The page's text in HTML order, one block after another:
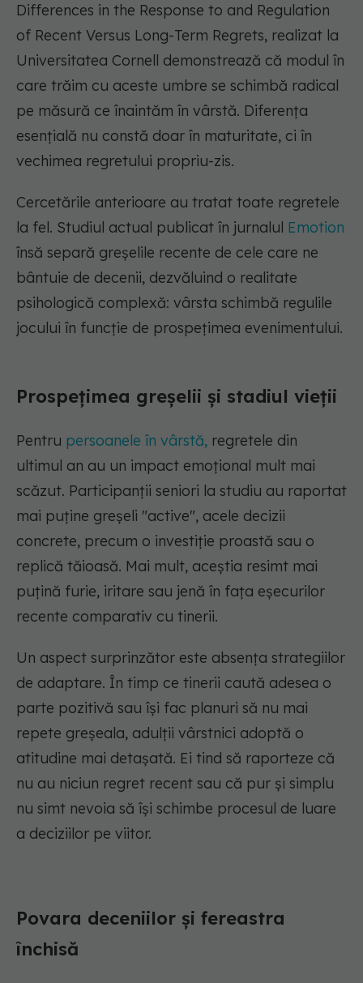
Differences in the Response to and Regulation
of Recent Versus Long-Term Regrets, realizat la
Universitatea Cornell demonstrează că modul în
care trăim cu aceste umbre se schimbă radical
pe măsură ce înaintăm în vârstă. Diferența
esențială nu constă doar în maturitate, ci în
vechimea regretului propriu-zis.
Cercetările anterioare au tratat toate regretele
la fel. Studiul actual publicat în jurnalul Emotion
însă separă greșelile recente de cele care ne
bântuie de decenii, dezvăluind o realitate
psihologică complexă: vârsta schimbă regulile
jocului în funcție de prospețimea evenimentului.
Prospețimea greșelii și stadiul vieții
Pentru persoanele în vârstă, regretele din
ultimul an au un impact emoțional mult mai
scăzut. Participanții seniori la studiu au raportat
mai puține greșeli "active", acele decizii
concrete, precum o investiție proastă sau o
replică tăioasă. Mai mult, aceștia resimt mai
puțină furie, iritare sau jenă în fața eșecurilor
recente comparativ cu tinerii.
Un aspect surprinzător este absența strategiilor
de adaptare. În timp ce tinerii caută adesea o
parte pozitivă sau își fac planuri să nu mai
repete greșeala, adulții vârstnici adoptă o
atitudine mai detașată. Ei tind să raporteze că
nu au niciun regret recent sau că pur și simplu
nu simt nevoia să își schimbe procesul de luare
a deciziilor pe viitor.
Povara deceniilor și fereastra
închisă